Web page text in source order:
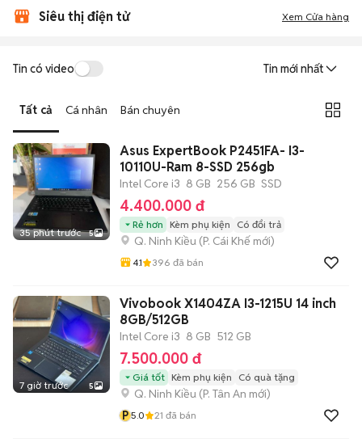
Siêu thị điện tử Xem Cửa hàng
Tin có video Tin mới nhất
Tất cả Cá nhân Bán chuyên
35 phút trước 5
Asus ExpertBook P2451FA- I3-
10110U-Ram 8-SSD 256gb
Intel Core i3 8 GB 256 GB SSD
4.400.000 đ
Rẻ hơn Kèm phụ kiện Có đổi trả
Q. Ninh Kiều (P. Cái Khế mới)
4.1 396 đã bán
7 giờ trước 5
Vivobook X1404ZA I3-1215U 14 inch
8GB/512GB
Intel Core i3 8 GB 512 GB
7.500.000 đ
Giá tốt Kèm phụ kiện Có quà tặng
Q. Ninh Kiều (P. Tân An mới)
P 5.0 21 đã bán